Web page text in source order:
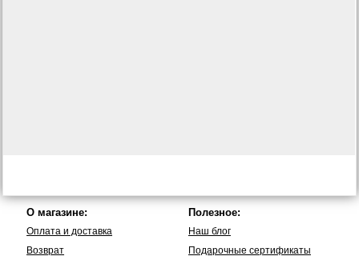
О магазине:
Оплата и доставка
Возврат
Полезное:
Наш блог
Подарочные сертификаты